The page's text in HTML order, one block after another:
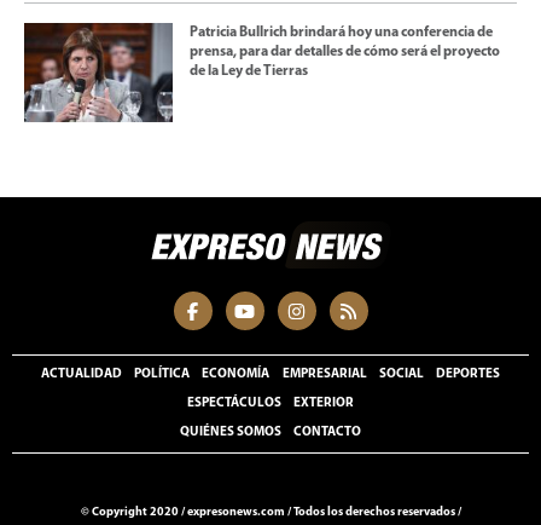
Patricia Bullrich brindará hoy una conferencia de
prensa, para dar detalles de cómo será el proyecto
de la Ley de Tierras
ACTUALIDAD POLÍTICA ECONOMÍA EMPRESARIAL SOCIAL DEPORTES
ESPECTÁCULOS EXTERIOR
QUIÉNES SOMOS CONTACTO
© Copyright 2020 /expresonews.com /Todos los derechos reservados /